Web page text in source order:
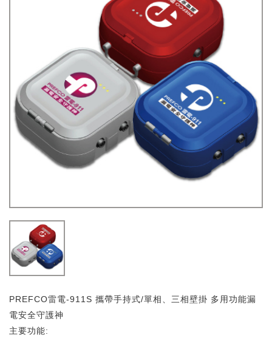
PREFCO雷電-911S 攜帶手持式/單相、三相壁掛 多用功能漏
電安全守護神
主要功能: